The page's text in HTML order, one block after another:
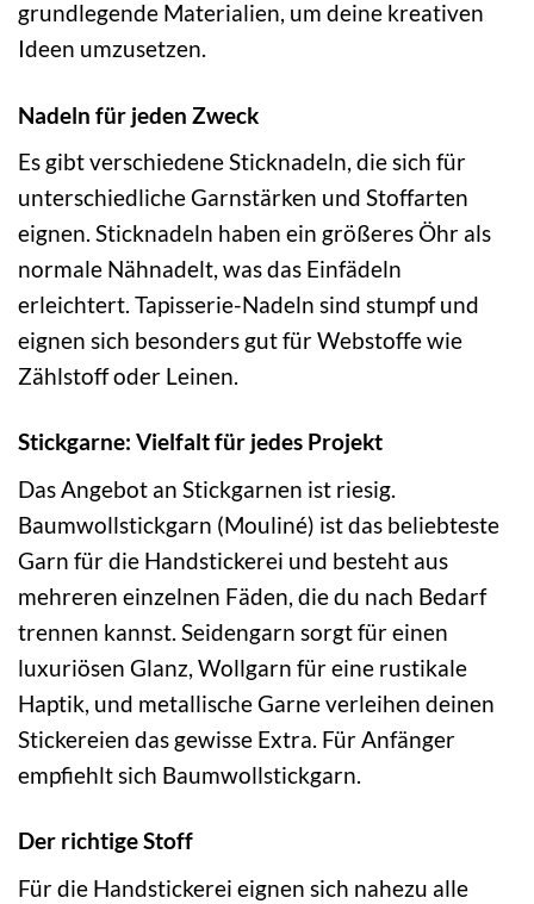
grundlegende Materialien, um deine kreativen
Ideen umzusetzen.
Nadeln für jeden Zweck
Es gibt verschiedene Sticknadeln, die sich für
unterschiedliche Garnstärken und Stoffarten
eignen. Sticknadeln haben ein größeres Öhr als
normale Nähnadelt, was das Einfädeln
erleichtert. Tapisserie-Nadeln sind stumpf und
eignen sich besonders gut für Webstoffe wie
Zählstoff oder Leinen.
Stickgarne: Vielfalt für jedes Projekt
Das Angebot an Stickgarnen ist riesig.
Baumwollstickgarn (Mouliné) ist das beliebteste
Garn für die Handstickerei und besteht aus
mehreren einzelnen Fäden, die du nach Bedarf
trennen kannst. Seidengarn sorgt für einen
luxuriösen Glanz, Wollgarn für eine rustikale
Haptik, und metallische Garne verleihen deinen
Stickereien das gewisse Extra. Für Anfänger
empfiehlt sich Baumwollstickgarn.
Der richtige Stoff
Für die Handstickerei eignen sich nahezu alle